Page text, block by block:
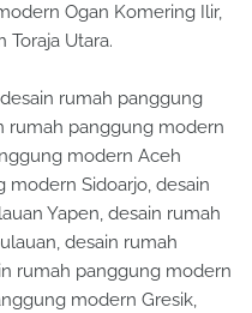
Ogan Komering Ilir,
Utara.
rumah panggung
rumah panggung modern
modern Aceh
modern Sidoarjo, desain
Yapen, desain rumah
desain rumah
rumah panggung modern
modern Gresik,